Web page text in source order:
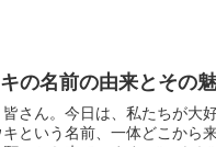
の名前の由来とその
さん。今日は、私たちが大
という名前、一体どこから